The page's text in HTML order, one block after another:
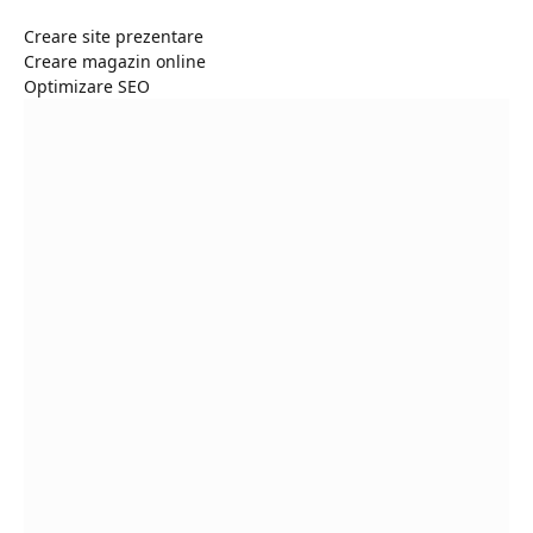
Creare site prezentare
Creare magazin online
Optimizare SEO